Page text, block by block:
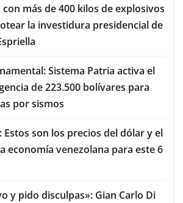
más de 400 kilos de explosivos
la investidura presidencial de
Sistema Patria activa el
de 223.500 bolívares para
por sismos
Estos son los precios del dólar y el
economía venezolana para este 6
y pido disculpas»: Gian Carlo Di